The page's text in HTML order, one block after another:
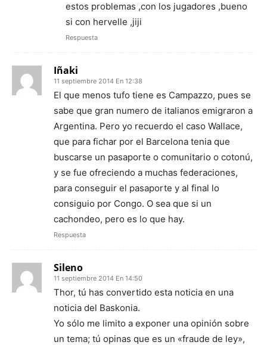
estos problemas ,con los jugadores ,bueno
si con hervelle ,jiji
Respuesta
Iñaki
11 septiembre 2014 En 12:38
El que menos tufo tiene es Campazzo, pues se
sabe que gran numero de italianos emigraron a
Argentina. Pero yo recuerdo el caso Wallace,
que para fichar por el Barcelona tenia que
buscarse un pasaporte o comunitario o cotonú,
y se fue ofreciendo a muchas federaciones,
para conseguir el pasaporte y al final lo
consiguio por Congo. O sea que si un
cachondeo, pero es lo que hay.
Respuesta
Sileno
11 septiembre 2014 En 14:50
Thor, tú has convertido esta noticia en una
noticia del Baskonia.
Yo sólo me limito a exponer una opinión sobre
un tema; tú opinas que es un «fraude de ley»,